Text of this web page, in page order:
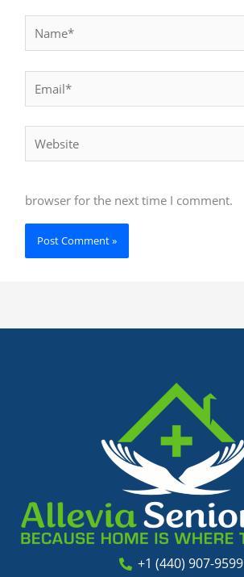
Name*
Website
browser for the next time I comment.
+1 (440) 907-9599